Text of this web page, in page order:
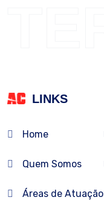
LINKS
Home
Quem Somos
Áreas de Atuação